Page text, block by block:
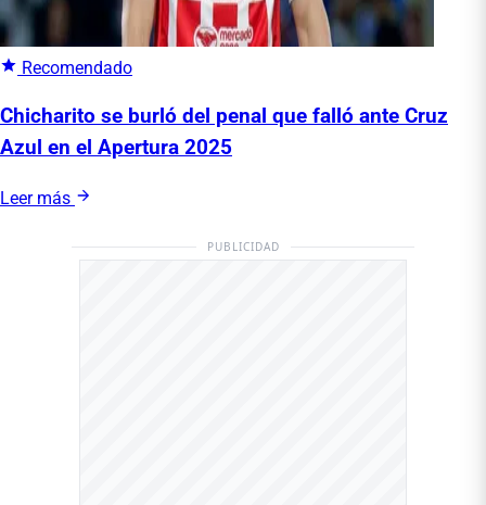
Recomendado
Chicharito se burló del penal que falló ante Cruz
Azul en el Apertura 2025
Leer más
PUBLICIDAD